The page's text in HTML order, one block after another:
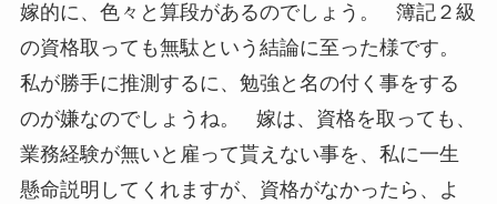
嫁的に、色々と算段があるのでしょう。 簿記２級
の資格取っても無駄という結論に至った様です。
私が勝手に推測するに、勉強と名の付く事をする
のが嫌なのでしょうね。 嫁は、資格を取っても、
業務経験が無いと雇って貰えない事を、私に一生
懸命説明してくれますが、資格がなかったら、よ